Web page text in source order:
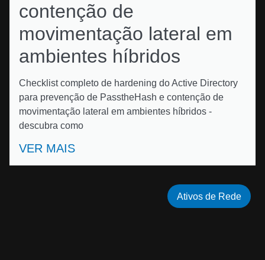
contenção de
movimentação lateral em
ambientes híbridos
Checklist completo de hardening do Active Directory
para prevenção de PasstheHash e contenção de
movimentação lateral em ambientes híbridos -
descubra como
VER MAIS
Ativos de Rede